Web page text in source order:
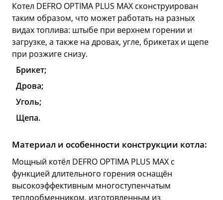
Котел DEFRO OPTIMA PLUS MAX сконструирован
таким образом, что может работать на разных
видах топлива: штыбе при верхнем горении и
загрузке, а также на дровах, угле, брикетах и щепе
при розжиге снизу.
Брикет;
Дрова;
Уголь;
Щепа.
Материал и особенности конструкции котла:
Мощный котёл DEFRO OPTIMA PLUS MAX с
функцией длительного горения оснащён
высокоэффективным многоступенчатым
теплообменником, изготовленным из